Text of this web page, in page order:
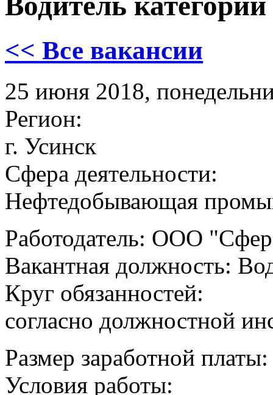
<< Все вакансии
25 июня 2018,
Регион:
г. Усинск
Сфера деятельности:
Нефтедобывающая
Работодатель: ООО
Вакантная должность:
Круг обязанностей:
согласно должностной
Размер заработной
Условия работы: